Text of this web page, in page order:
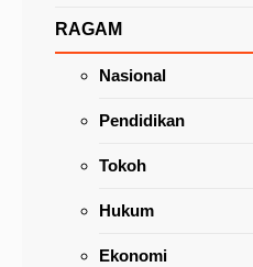
RAGAM
Nasional
Pendidikan
Tokoh
Hukum
Ekonomi